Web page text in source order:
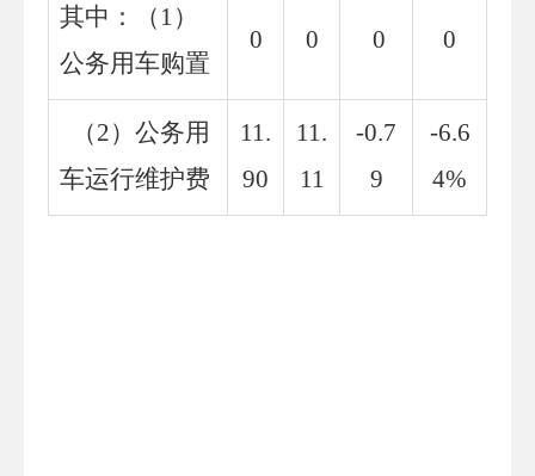
其中：（ 1）
公务用车购置
0 0 0 0
（2）公务用
车运行维护费
11.
90
11.
11
-0.7
9
-6.6
4%